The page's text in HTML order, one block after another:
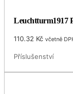
Leuchtturm1917
110.32 Kč včetně
Příslušenství